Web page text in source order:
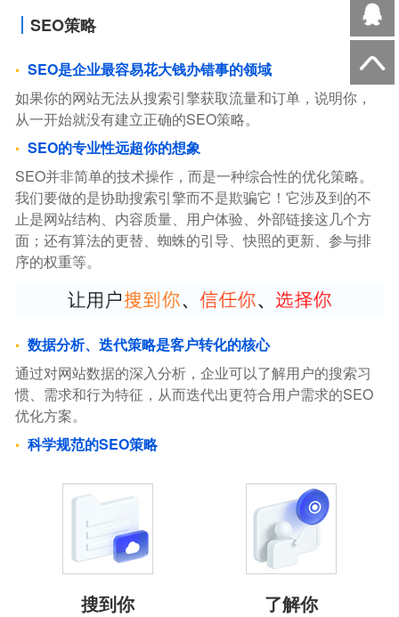
SEO策略
SEO是企业最容易花大钱办错事的领域
如果你的网站无法从搜索引擎获取流量和订单，说明你，
从一开始就没有建立正确的SEO策略。
SEO的专业性远超你的想象
SEO并非简单的技术操作，而是一种综合性的优化策略。
我们要做的是协助搜索引擎而不是欺骗它！它涉及到的不
止是网站结构、内容质量、用户体验、外部链接这几个方
面；还有算法的更替、蜘蛛的引导、快照的更新、参与排
序的权重等。
数据分析、迭代策略是客户转化的核心
通过对网站数据的深入分析，企业可以了解用户的搜索习
惯、需求和行为特征，从而迭代出更符合用户需求的SEO
优化方案。
科学规范的SEO策略
搜到你 了解你